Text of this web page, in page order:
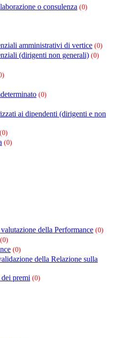
o consulenza (0)
amministrativi di vertice (0)
(dirigenti non generali) (0)
(0)
ai dipendenti (dirigenti e non
(0)
(0)
della Performance (0)
(0)
(0)
della Relazione sulla
premi (0)